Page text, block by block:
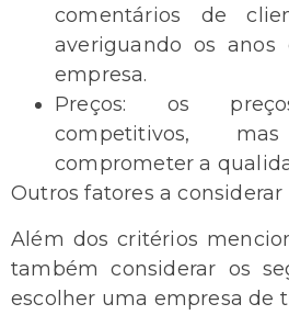
comentários de
averiguando os anos
empresa.
Preços: os
competitivos,
comprometer a
Outros fatores a considerar
Além dos critérios
também considerar os
escolher uma empresa de